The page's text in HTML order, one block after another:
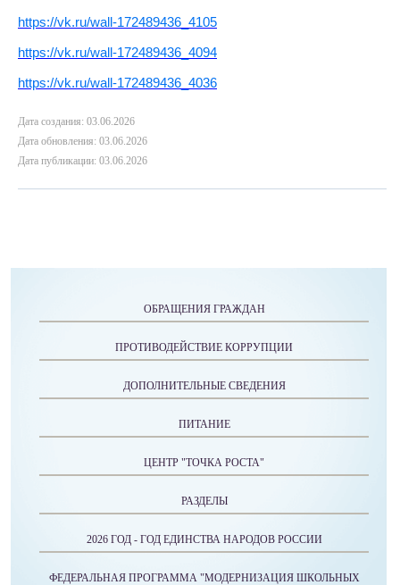
https://vk.ru/wall-172489436_4105
https://vk.ru/wall-172489436_4094
https://vk.ru/wall-172489436_4036
Дата создания: 03.06.2026
Дата обновления: 03.06.2026
Дата публикации: 03.06.2026
ОБРАЩЕНИЯ ГРАЖДАН
ПРОТИВОДЕЙСТВИЕ КОРРУПЦИИ
ДОПОЛНИТЕЛЬНЫЕ СВЕДЕНИЯ
ПИТАНИЕ
ЦЕНТР "ТОЧКА РОСТА"
РАЗДЕЛЫ
2026 ГОД - ГОД ЕДИНСТВА НАРОДОВ РОССИИ
ФЕДЕРАЛЬНАЯ ПРОГРАММА "МОДЕРНИЗАЦИЯ ШКОЛЬНЫХ